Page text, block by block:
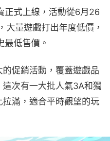
正式上線，活動從6月26
大量遊戲打出年度低價，
最低售價。
促銷活動，覆蓋遊戲品
次有一大批人氣3A和獨
滿，適合平時觀望的玩